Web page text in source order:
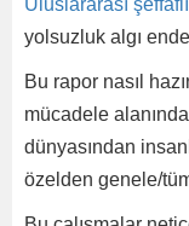
Uluslararası
yolsuzluk algı
Bu rapor nasıl
mücadele
dünyasından
özelden genele/